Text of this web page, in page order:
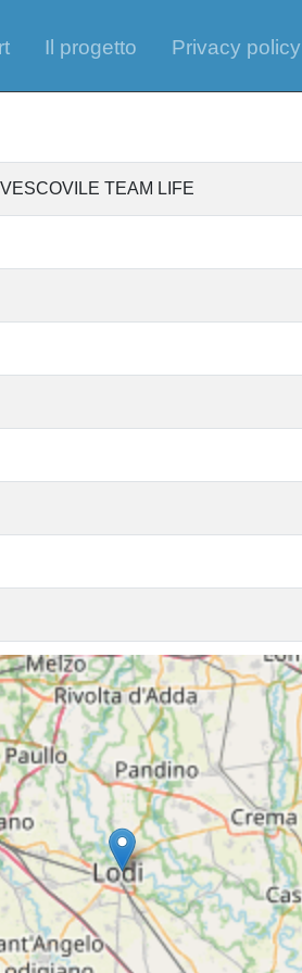
Il progetto Privacy policy
TEAM LIFE